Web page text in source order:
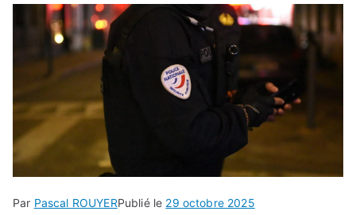
Par Pascal ROUYERPublié le 29 octobre 2025